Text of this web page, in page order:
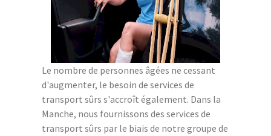
Le nombre de personnes âgées ne cessant
d'augmenter, le besoin de services de
transport sûrs s'accroît également. Dans la
Manche, nous fournissons des services de
transport sûrs par le biais de notre groupe de